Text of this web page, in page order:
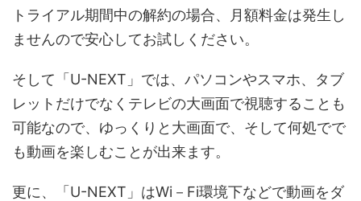
トライアル期間中の解約の場合、月額料金は発生し
ませんので安心してお試しください。
そして「U-NEXT」では、パソコンやスマホ、タブ
レットだけでなくテレビの大画面で視聴することも
可能なので、ゆっくりと大画面で、そして何処でで
も動画を楽しむことが出来ます。
更に、「U-NEXT」はWi－Fi環境下などで動画をダ